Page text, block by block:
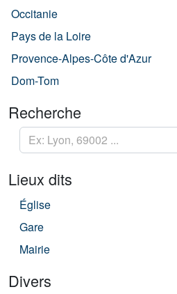
Occitanie
Pays de la Loire
Provence-Alpes-Côte d'Azur
Dom-Tom
Recherche
Lieux dits
Église
Gare
Mairie
Divers